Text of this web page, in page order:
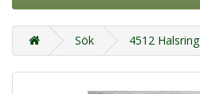
Sök 4512 Halsring